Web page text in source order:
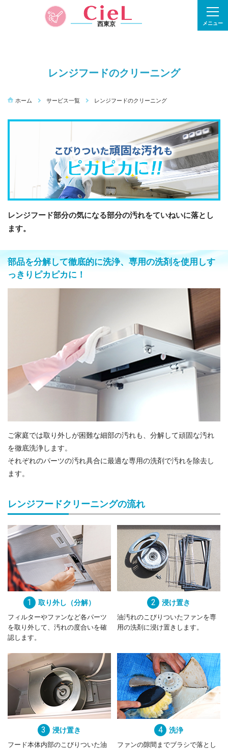
西東京 メニュー
レンジフードのクリーニング
ホーム サービス一覧 レンジフードのクリーニング
レンジフード部分の気になる部分の汚れをていねいに落とし
ます。
部品を分解して徹底的に洗浄、専用の洗剤を使用しす
っきりピカピカに！
ご家庭では取り外しが困難な細部の汚れも、分解して頑固な汚れ
を徹底洗浄します。
それぞれのパーツの汚れ具合に最適な専用の洗剤で汚れを除去し
ます。
レンジフードクリーニングの流れ
1 取り外し（分解）
フィルターやファンなど各パーツ
を取り外して、汚れの度合いを確
認します。
2 浸け置き
油汚れのこびりついたファンを専
用の洗剤に浸け置きします。
3 浸け置き
フード本体内部のこびりついた油
4 洗浄
ファンの隙間までブラシで落とし